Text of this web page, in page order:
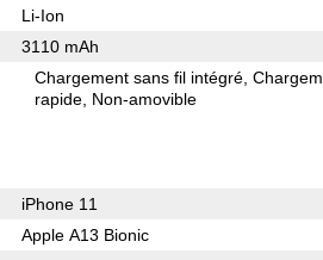
Li-Ion
3110 mAh
Chargement sans fil intégré
rapide Non-amovible
iPhone 11
Apple A13 Bionic